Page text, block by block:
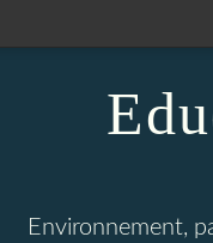
Environnement,